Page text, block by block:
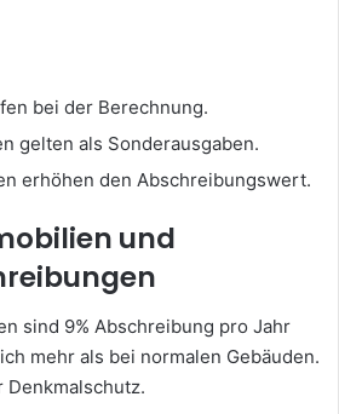
bei der Berechnung.
gelten als Sonderausgaben.
erhöhen den Abschreibungswert.
und
sind 9% Abschreibung pro Jahr
mehr als bei normalen Gebäuden.
Denkmalschutz.